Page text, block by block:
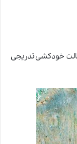
خودکشی تدریجی